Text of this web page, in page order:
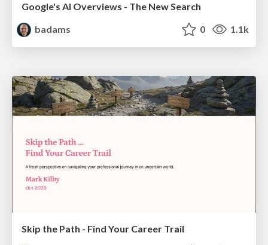
Google's AI Overviews - The New Search
badams
0 1.1k
Skip the Path - Find Your Career Trail